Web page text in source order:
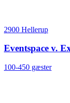
2900 Hellerup
Eventspace v.
100-450 gæster